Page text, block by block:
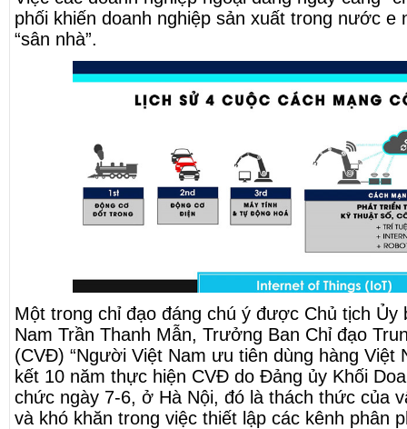
phối khiến doanh nghiệp sản xuất trong nước e
“sân nhà”.
Một trong chỉ đạo đáng chú ý được Chủ tịch
Nam Trần Thanh Mẫn, Trưởng Ban Chỉ đạo
(CVĐ) “Người Việt Nam ưu tiên dùng hàng Việt
kết 10 năm thực hiện CVĐ do Đảng ủy Khối
chức ngày 7-6, ở Hà Nội, đó là thách thức của
và khó khăn trong việc thiết lập các kênh phân